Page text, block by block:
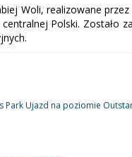
Woli, realizowane
Polski. Zostało
Park Ujazd na poziomie